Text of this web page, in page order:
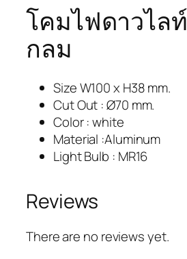
โคมไฟดาวไล
กลม
Size W100 x H38 mm.
Cut Out : Ø70 mm.
Color : white
Material :Aluminum
Light Bulb : MR16
Reviews
There are no reviews yet.